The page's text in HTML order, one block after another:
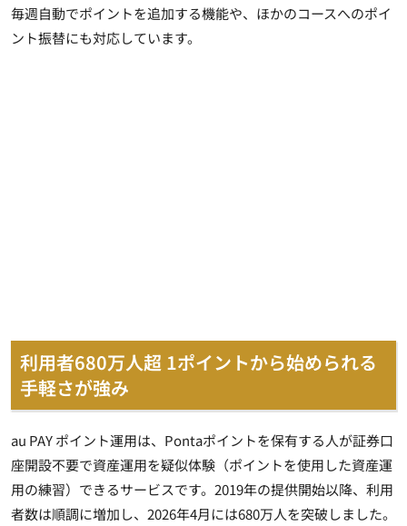
毎週自動でポイントを追加する機能や、ほかのコースへのポイ
ント振替にも対応しています。
利用者680万人超 1ポイントから始められる
手軽さが強み
au PAY ポイント運用は、Pontaポイントを保有する人が証券口
座開設不要で資産運用を疑似体験（ポイントを使用した資産運
用の練習）できるサービスです。2019年の提供開始以降、利用
者数は順調に増加し、2026年4月には680万人を突破しました。